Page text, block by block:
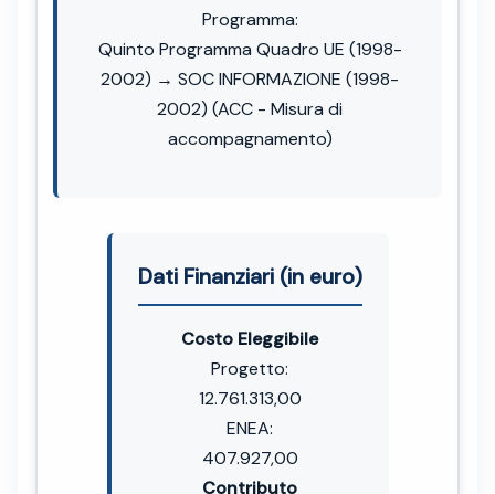
Programma:
Quinto Programma Quadro UE (1998-
2002) → SOC INFORMAZIONE (1998-
2002) (ACC - Misura di
accompagnamento)
Dati Finanziari (in euro)
Costo Eleggibile
Progetto:
12.761.313,00
ENEA:
407.927,00
Contributo